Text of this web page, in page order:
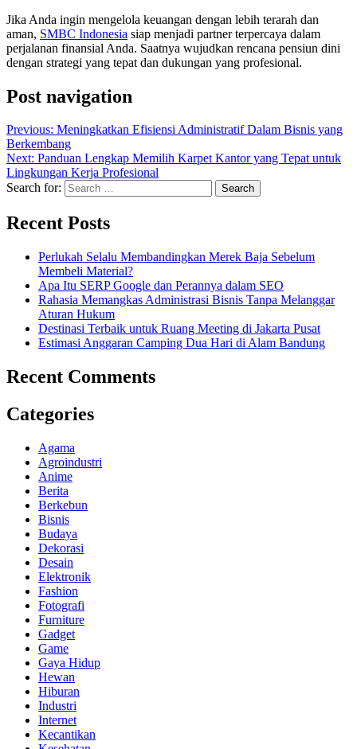
Jika Anda ingin mengelola keuangan dengan lebih terarah dan
aman, SMBC Indonesia siap menjadi partner terpercaya dalam
perjalanan finansial Anda. Saatnya wujudkan rencana pensiun dini
dengan strategi yang tepat dan dukungan yang profesional.
Post navigation
Previous: Meningkatkan Efisiensi Administratif Dalam Bisnis yang
Berkembang
Next: Panduan Lengkap Memilih Karpet Kantor yang Tepat untuk
Lingkungan Kerja Profesional
Search for:
Recent Posts
Perlukah Selalu Membandingkan Merek Baja Sebelum
Membeli Material?
Apa Itu SERP Google dan Perannya dalam SEO
Rahasia Memangkas Administrasi Bisnis Tanpa Melanggar
Aturan Hukum
Destinasi Terbaik untuk Ruang Meeting di Jakarta Pusat
Estimasi Anggaran Camping Dua Hari di Alam Bandung
Recent Comments
Categories
Agama
Agroindustri
Anime
Berita
Berkebun
Bisnis
Budaya
Dekorasi
Desain
Elektronik
Fashion
Fotografi
Furniture
Gadget
Game
Gaya Hidup
Hewan
Hiburan
Industri
Internet
Kecantikan